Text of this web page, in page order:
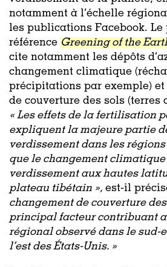
notamment à l’échelle
les publications Facebook. Le
référence Greening of the
cite notamment les dépôts
changement climatique
précipitations par exemple)
de couverture des sols (terres
« Les effets de la fertilisation
expliquent la majeure partie
verdissement dans les
que le changement
verdissement aux hautes
plateau tibétain », est-il
changement de couverture
principal facteur contribuant
régional observé dans le sud-
l’est des États-Unis. »